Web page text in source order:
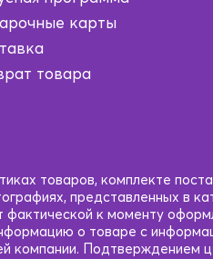
карты
товара
товаров, комплекте
представленных в
фактической к моменту
о товаре с
Подтверждением